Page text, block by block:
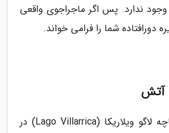
ندارد. پس اگر ماجراجوی واقعی
دورافتاده شما را فرامی خواند.
آتش
در ساحل شرقی دریاچه لاگو ویلاریکا (Lago Villarrica) در